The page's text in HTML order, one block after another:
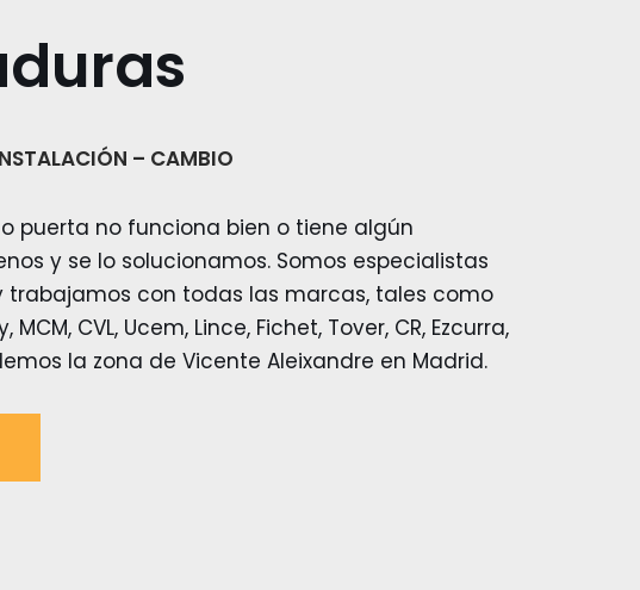
– CAMBIO
puerta no funciona bien o tiene algún
y se lo solucionamos. Somos especialistas
trabajamos con todas las marcas, tales como
MCM, CVL, Ucem, Lince, Fichet, Tover, CR, Ezcurra,
la zona de Vicente Aleixandre en Madrid.